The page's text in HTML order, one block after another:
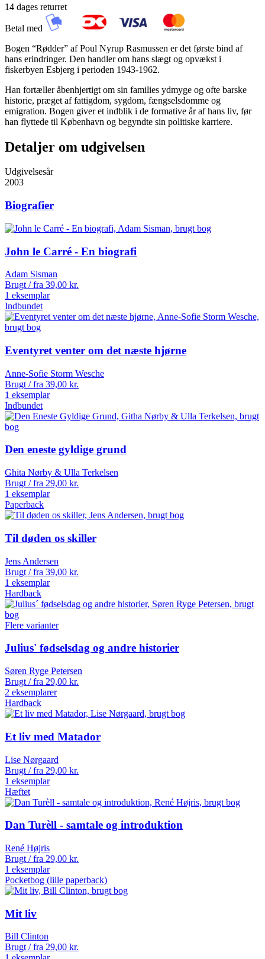
14 dages returret
Betal med
Bogen “Rødder” af Poul Nyrup Rasmussen er det første bind af
hans erindringer. Den handler om hans slægt og opvækst i
fiskerbyen Esbjerg i perioden 1943-1962.
Han fortæller åbenhjertigt om sin families ydmyge og ofte barske
historie, præget af fattigdom, sygdom, fængselsdomme og
emigration. Bogen giver et indblik i de formative år af hans liv, før
han flyttede til København og begyndte sin politiske karriere.
Detaljer om udgivelsen
Udgivelsesår
2003
Biografier
John le Carré - En biografi
Adam Sisman
Brugt / fra 39,00 kr.
1 eksemplar
Indbundet
Eventyret venter om det næste hjørne
Anne-Sofie Storm Wesche
Brugt / fra 39,00 kr.
1 eksemplar
Indbundet
Den eneste gyldige grund
Ghita Nørby & Ulla Terkelsen
Brugt / fra 29,00 kr.
1 eksemplar
Paperback
Til døden os skiller
Jens Andersen
Brugt / fra 39,00 kr.
1 eksemplar
Hardback
Flere varianter
Julius' fødselsdag og andre historier
Søren Ryge Petersen
Brugt / fra 29,00 kr.
2 eksemplarer
Hardback
Et liv med Matador
Lise Nørgaard
Brugt / fra 29,00 kr.
1 eksemplar
Hæftet
Dan Turèll - samtale og introduktion
René Højris
Brugt / fra 29,00 kr.
1 eksemplar
Pocketbog (lille paperback)
Mit liv
Bill Clinton
Brugt / fra 29,00 kr.